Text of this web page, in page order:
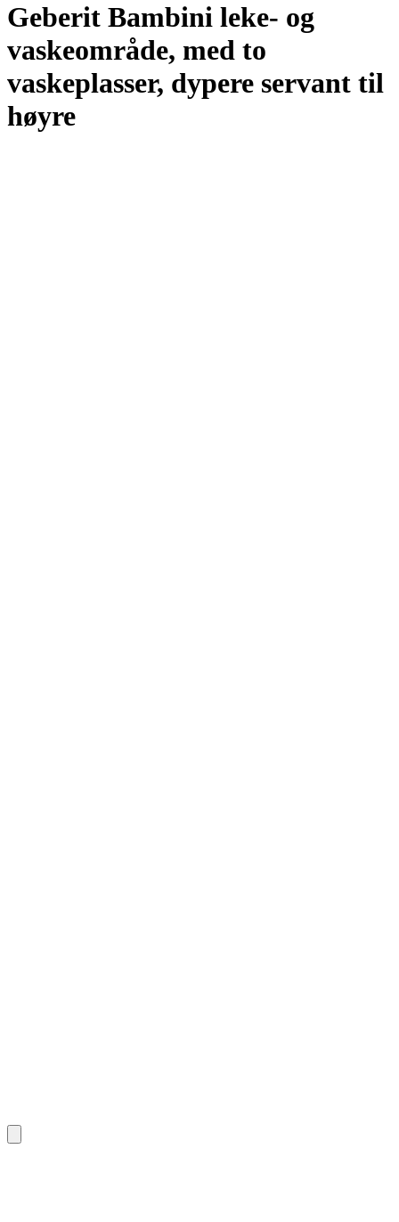
Geberit Bambini leke- og
vaskeområde, med to
vaskeplasser, dypere servant til
høyre